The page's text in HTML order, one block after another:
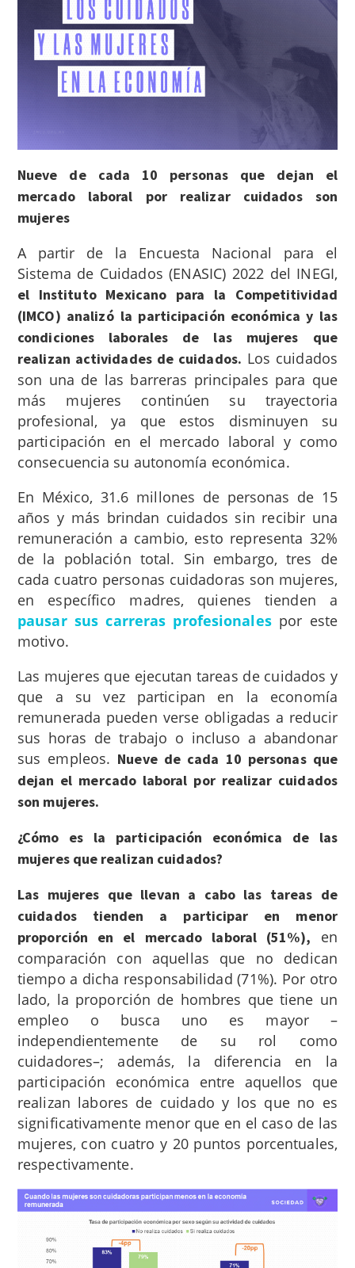
Nueve de cada 10 personas que dejan el
mercado laboral por realizar cuidados son
mujeres
A partir de la Encuesta Nacional para el
Sistema de Cuidados (ENASIC) 2022 del INEGI,
el Instituto Mexicano para la Competitividad
(IMCO) analizó la participación económica y las
condiciones laborales de las mujeres que
realizan actividades de cuidados. Los cuidados
son una de las barreras principales para que
más mujeres continúen su trayectoria
profesional, ya que estos disminuyen su
participación en el mercado laboral y como
consecuencia su autonomía económica.
En México, 31.6 millones de personas de 15
años y más brindan cuidados sin recibir una
remuneración a cambio, esto representa 32%
de la población total. Sin embargo, tres de
cada cuatro personas cuidadoras son mujeres,
en específico madres, quienes tienden a
pausar sus carreras profesionalespor este
motivo.
Las mujeres que ejecutan tareas de cuidados y
que a su vez participan en la economía
remunerada pueden verse obligadas a reducir
sus horas de trabajo o incluso a abandonar
sus empleos. Nueve de cada 10 personas que
dejan el mercado laboral por realizar cuidados
son mujeres.
¿Cómo es la participación económica de las
mujeres que realizan cuidados?
Las mujeres que llevan a cabo las tareas de
cuidados tienden a participar en menor
proporción en el mercado laboral (51%), en
comparación con aquellas que no dedican
tiempo a dicha responsabilidad (71%). Por otro
lado, la proporción de hombres que tiene un
empleo o busca uno es mayor –
independientemente de su rol como
cuidadores–; además, la diferencia en la
participación económica entre aquellos que
realizan labores de cuidado y los que no es
significativamente menor que en el caso de las
mujeres, con cuatro y 20 puntos porcentuales,
respectivamente.